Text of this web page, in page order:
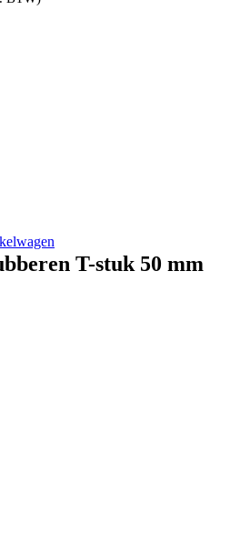
T-stuk 50 mm